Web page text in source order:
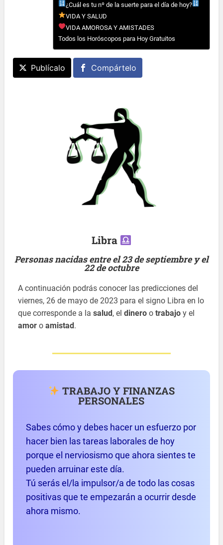
¿Cuál es tu nº de la suerte para el día de hoy?
VIDA Y SALUD
VIDA AMOROSA Y AMISTADES
Todos los Horóscopos para Hoy Gratuitos
Publícalo Compártelo
Libra
Personas nacidas entre el 23 de septiembre y el
22 de octubre
A continuación podrás conocer las predicciones del
viernes, 26 de mayo de 2023 para el signo Libra en lo
que corresponde a lasalud , eldinero otrabajo y el
amor oamistad .
TRABAJO Y FINANZAS
PERSONALES
Sabes cómo y debes hacer un esfuerzo por
hacer bien las tareas laborales de hoy
porque el nerviosismo que ahora sientes te
pueden arruinar este día.
Tú serás el/la impulsor/a de todo las cosas
positivas que te empezarán a ocurrir desde
ahora mismo.